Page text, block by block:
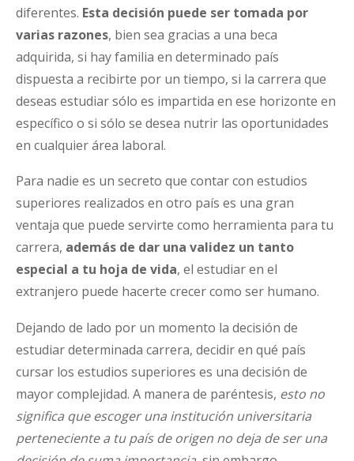
diferentes. Esta decisión puede ser tomada por
varias razones, bien sea gracias a una beca
adquirida, si hay familia en determinado país
dispuesta a recibirte por un tiempo, si la carrera que
deseas estudiar sólo es impartida en ese horizonte en
específico o si sólo se desea nutrir las oportunidades
en cualquier área laboral.
Para nadie es un secreto que contar con estudios
superiores realizados en otro país es una gran
ventaja que puede servirte como herramienta para tu
carrera, además de dar una validez un tanto
especial a tu hoja de vida, el estudiar en el
extranjero puede hacerte crecer como ser humano.
Dejando de lado por un momento la decisión de
estudiar determinada carrera, decidir en qué país
cursar los estudios superiores es una decisión de
mayor complejidad. A manera de paréntesis, esto no
significa que escoger una institución universitaria
perteneciente a tu país de origen no deja de ser una